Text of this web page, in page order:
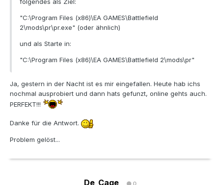
folgendes als Ziel:
"C:\Program Files (x86)\EA GAMES\Battlefield
2\mods\pr\pr.exe" (oder ähnlich)
und als Starte in:
"C:\Program Files (x86)\EA GAMES\Battlefield 2\mods\pr"
Ja, gestern in der Nacht ist es mir eingefallen. Heute hab ichs
nochmal ausprobiert und dann hats gefunzt, online gehts auch.
PERFEKT!!!
Danke für die Antwort.
Problem gelöst...
De_Cage